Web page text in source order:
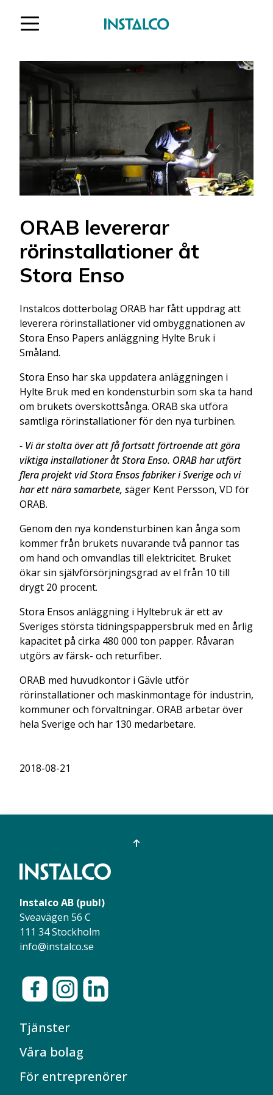
ORAB levererar
rörinstallationer åt
Stora Enso
Instalcos dotterbolag ORAB har fått uppdrag att
leverera rörinstallationer vid ombyggnationen av
Stora Enso Papers anläggning Hylte Bruk i
Småland.
Stora Enso har ska uppdatera anläggningen i
Hylte Bruk med en kondensturbin som ska ta hand
om brukets överskottsånga. ORAB ska utföra
samtliga rörinstallationer för den nya turbinen.
- Vi är stolta över att få fortsatt förtroende att göra
viktiga installationer åt Stora Enso. ORAB har utfört
flera projekt vid Stora Ensos fabriker i Sverige och vi
har ett nära samarbete, säger Kent Persson, VD för
ORAB.
Genom den nya kondensturbinen kan ånga som
kommer från brukets nuvarande två pannor tas
om hand och omvandlas till elektricitet. Bruket
ökar sin självförsörjningsgrad av el från 10 till
drygt 20 procent.
Stora Ensos anläggning i Hyltebruk är ett av
Sveriges största tidningspappersbruk med en årlig
kapacitet på cirka 480 000 ton papper. Råvaran
utgörs av färsk- och returfiber.
ORAB med huvudkontor i Gävle utför
rörinstallationer och maskinmontage för industrin,
kommuner och förvaltningar. ORAB arbetar över
hela Sverige och har 130 medarbetare.
2018-08-21
Instalco AB (publ)
Sveavägen 56 C
111 34 Stockholm
info@instalco.se
Tjänster
Våra bolag
För entreprenörer